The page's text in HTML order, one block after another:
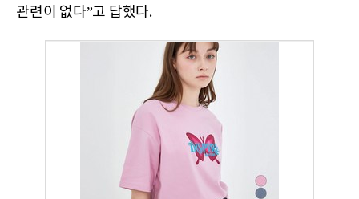
관련이 없다”고 답했다.